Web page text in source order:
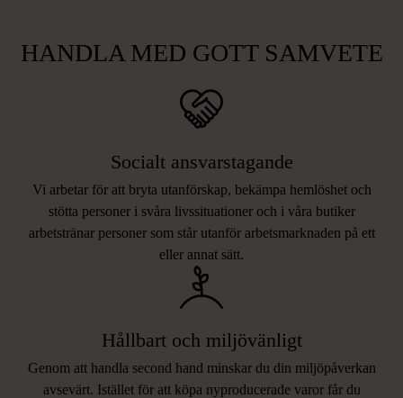
HANDLA MED GOTT SAMVETE
Socialt ansvarstagande
Vi arbetar för att bryta utanförskap, bekämpa hemlöshet och
stötta personer i svåra livssituationer och i våra butiker
arbetstränar personer som står utanför arbetsmarknaden på ett
eller annat sätt.
Hållbart och miljövänligt
Genom att handla second hand minskar du din miljöpåverkan
avsevärt. Istället för att köpa nyproducerade varor får du